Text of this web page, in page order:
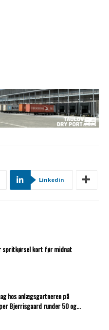
Linkedin
spritkørsel kort før midnat
hos anlægsgartneren på
Bjerrisgaard runder 50 og...